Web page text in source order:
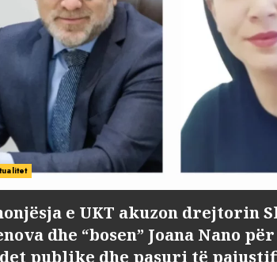
e UKT akuzon drejtorin
dhe “bosen” Joana Nano
publike dhe pasuri të